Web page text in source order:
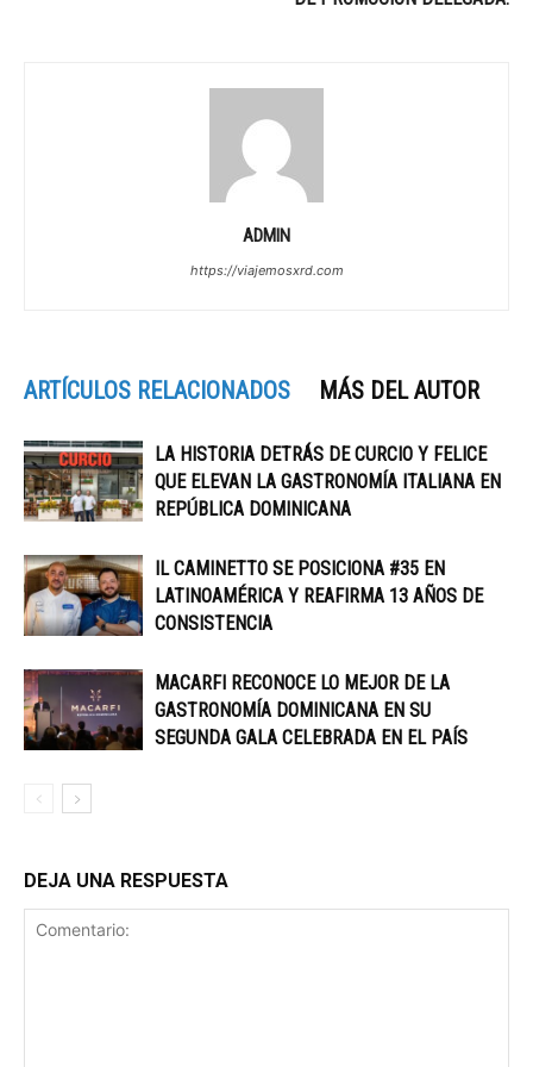
ADMIN
https://viajemosxrd.com
ARTÍCULOS RELACIONADOS MÁS DEL AUTOR
LA HISTORIA DETRÁS DE CURCIO Y FELICE
QUE ELEVAN LA GASTRONOMÍA ITALIANA EN
REPÚBLICA DOMINICANA
IL CAMINETTO SE POSICIONA #35 EN
LATINOAMÉRICA Y REAFIRMA 13 AÑOS DE
CONSISTENCIA
MACARFI RECONOCE LO MEJOR DE LA
GASTRONOMÍA DOMINICANA EN SU
SEGUNDA GALA CELEBRADA EN EL PAÍS
DEJA UNA RESPUESTA